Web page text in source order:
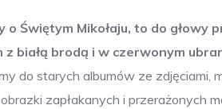
o Świętym Mikołaju, to do głowy
białą brodą i w czerwonym
do starych albumów ze zdjęciami,
zapłakanych i przerażonych